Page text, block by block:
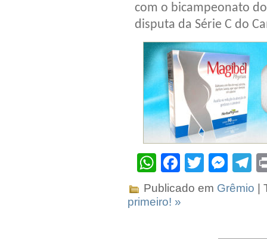
com o bicampeonato
disputa da Série C do
WhatsApp
Facebook
Twitter
Publicado em Grêmio |
primeiro! »